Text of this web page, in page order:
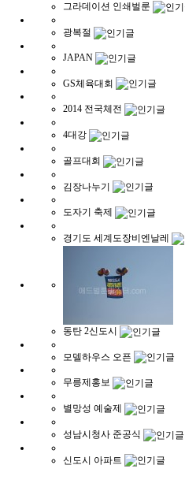
그라데이션 인쇄벌룬
광복절
JAPAN
GS체육대회
2014 전국체전
4대강
골프대회
김장나누기
도자기 축제
경기도 세계도장비엔날레
동탄 2신도시
모델하우스 오픈
무릉제홍보
별망성 예술제
성남시청사 준공식
신도시 아파트